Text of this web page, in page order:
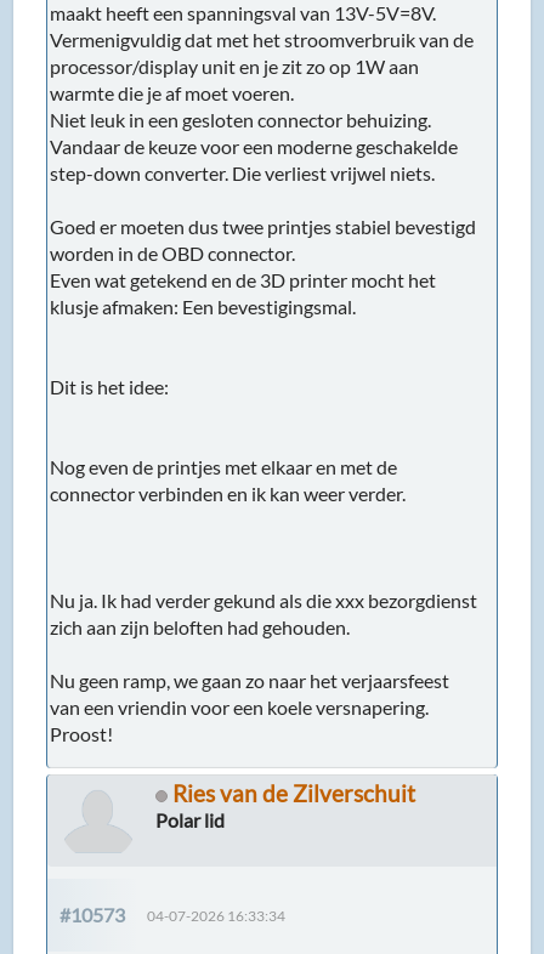
maakt heeft een spanningsval van 13V-5V=8V.
Vermenigvuldig dat met het stroomverbruik van de
processor/display unit en je zit zo op 1W aan
warmte die je af moet voeren.
Niet leuk in een gesloten connector behuizing.
Vandaar de keuze voor een moderne geschakelde
step-down converter. Die verliest vrijwel niets.
Goed er moeten dus twee printjes stabiel bevestigd
worden in de OBD connector.
Even wat getekend en de 3D printer mocht het
klusje afmaken: Een bevestigingsmal.
Dit is het idee:
Nog even de printjes met elkaar en met de
connector verbinden en ik kan weer verder.
Nu ja. Ik had verder gekund als die xxx bezorgdienst
zich aan zijn beloften had gehouden.
Nu geen ramp, we gaan zo naar het verjaarsfeest
van een vriendin voor een koele versnapering.
Proost!
Ries van de Zilverschuit
Polar lid
#10573 04-07-2026 16:33:34